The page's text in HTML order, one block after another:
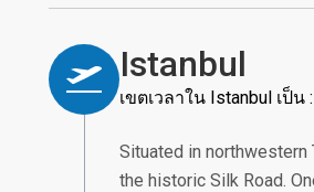
Istanbul
เขตเวลาใน Istanbul เป็น
Situated in northwestern
the historic Silk Road.